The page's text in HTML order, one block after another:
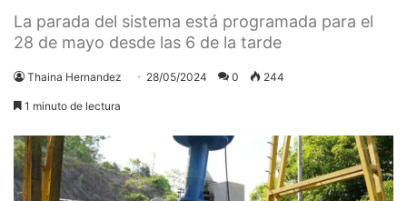
La parada del sistema está programada para el
28 de mayo desde las 6 de la tarde
Thaina Hernandez 28/05/2024 0 244
1 minuto de lectura